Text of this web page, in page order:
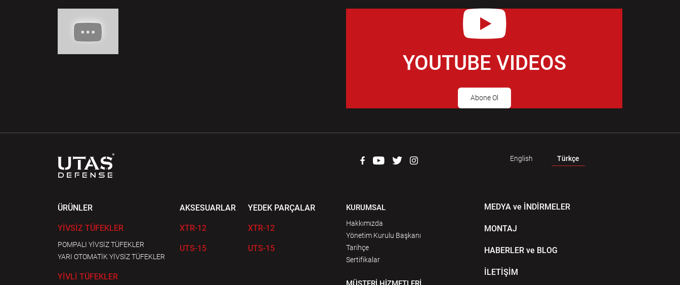
YOUTUBE VIDEOS
Abone Ol
English Türkçe
ÜRÜNLER
YİVSİZ TÜFEKLER
POMPALI YİVSİZ TÜFEKLER
YARI OTOMATİK YİVSİZ TÜFEKLER
YİVLİ TÜFEKLER
AKSESUARLAR
XTR-12
UTS-15
YEDEK PARÇALAR
XTR-12
UTS-15
KURUMSAL
Hakkımızda
Yönetim Kurulu Başkanı
Tarihçe
Sertifikalar
MEDYA ve İNDİRMELER
MONTAJ
HABERLER ve BLOG
İLETİŞİM